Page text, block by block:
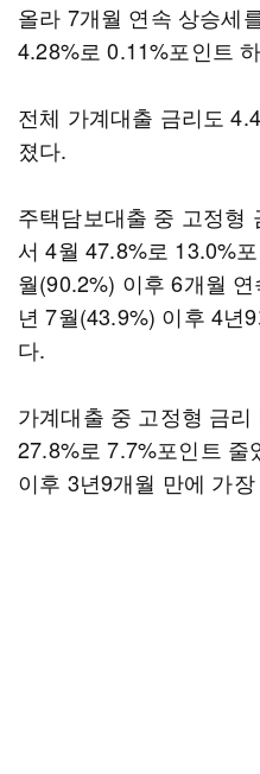
올라 7개월 연속 상승세
4.28%로 0.11%포인트
전체 가계대출 금리도
졌다.
주택담보대출 중 고정형
서 4월 47.8%로 13.0%
월(90.2%) 이후 6개월
년 7월(43.9%) 이후 4년
다.
가계대출 중 고정형 금
27.8%로 7.7%포인트
이후 3년9개월 만에 가